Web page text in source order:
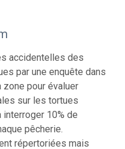
accidentelles des
par une enquête dans
pour évaluer
sur les tortues
interroger 10% de
pêcherie.
répertoriées mais